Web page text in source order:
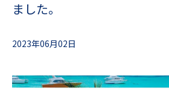
ました。
2023年06月02日